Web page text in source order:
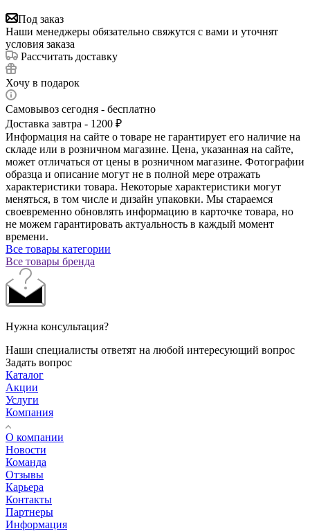
Под заказ
Наши менеджеры обязательно свяжутся с вами и уточнят
условия заказа
Рассчитать доставку
Хочу в подарок
Самовывоз сегодня - бесплатно
Доставка завтра - 1200 ₽
Информация на сайте о товаре не гарантирует его наличие на
складе или в розничном магазине. Цена, указанная на сайте,
может отличаться от цены в розничном магазине. Фотографии
образца и описание могут не в полной мере отражать
характеристики товара. Некоторые характеристики могут
меняться, в том числе и дизайн упаковки. Мы стараемся
своевременно обновлять информацию в карточке товара, но
не можем гарантировать актуальность в каждый момент
времени.
Все товары категории
Все товары бренда
Нужна консультация?
Наши специалисты ответят на любой интересующий вопрос
Задать вопрос
Каталог
Акции
Услуги
Компания
О компании
Новости
Команда
Отзывы
Карьера
Контакты
Партнеры
Информация